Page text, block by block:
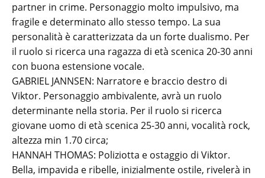
partner in crime. Personaggio molto impulsivo, ma
fragile e determinato allo stesso tempo. La sua
personalità è caratterizzata da un forte dualismo. Per
il ruolo si ricerca una ragazza di età scenica 20-30 anni
con buona estensione vocale.
GABRIEL JANNSEN: Narratore e braccio destro di
Viktor. Personaggio ambivalente, avrà un ruolo
determinante nella storia. Per il ruolo si ricerca
giovane uomo di età scenica 25-30 anni, vocalità rock,
altezza min 1.70 circa;
HANNAH THOMAS: Poliziotta e ostaggio di Viktor.
Bella, impavida e ribelle, inizialmente ostile, rivelerà in